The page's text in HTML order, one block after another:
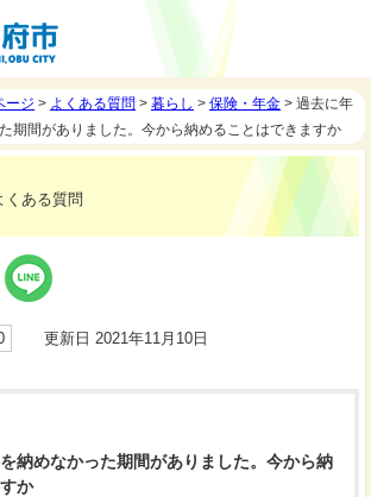
ージ > よくある質問 > 暮らし > 保険・年金 > 過去に年
期間がありました。今から納めることはできますか
ある質問
更新日 2021年11月10日
納めなかった期間がありました。今から納
か